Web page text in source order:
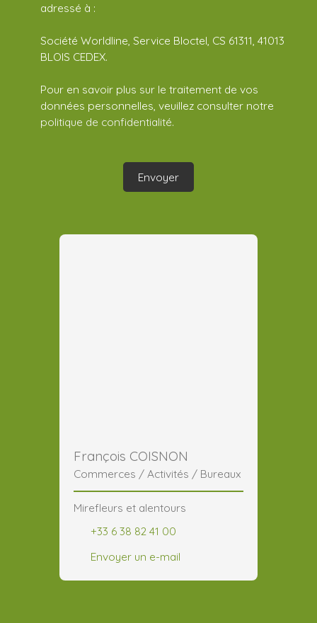
adressé à :
Société Worldline, Service Bloctel, CS 61311, 41013
BLOIS CEDEX.
Pour en savoir plus sur le traitement de vos
données personnelles, veuillez consulter notre
politique de confidentialité.
Envoyer
François COISNON
Commerces / Activités / Bureaux
Mirefleurs et alentours
+33 6 38 82 41 00
Envoyer un e-mail